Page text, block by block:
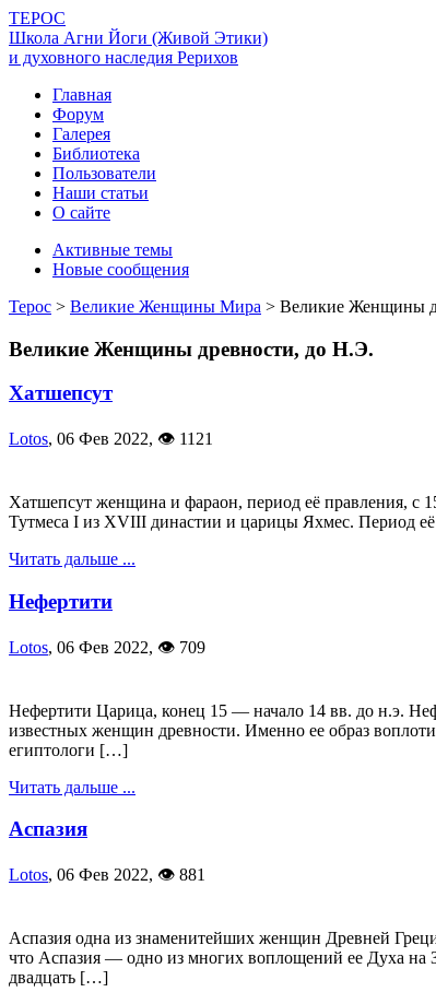
ТЕРОС
Школа Агни Йоги (Живой Этики)
и духовного наследия Рерихов
Главная
Форум
Галерея
Библиотека
Пользователи
Наши статьи
О сайте
Активные темы
Новые сообщения
Терос > Великие Женщины Мира > Великие Женщины
Великие Женщины древности, до Н.Э.
Хатшепсут
Lotos, 06 Фев 2022, 👁 1121
Хатшепсут женщина и фараон, период её правления, с
Тутмеса I из XVIII династии и царицы Яхмес. Период
Читать дальше ...
Нефертити
Lotos, 06 Фев 2022, 👁 709
Нефертити Царица, конец 15 — начало 14 вв. до н.э.
известных женщин древности. Именно ее образ
египтологи […]
Читать дальше ...
Аспазия
Lotos, 06 Фев 2022, 👁 881
Аспазия одна из знаменитейших женщин Древней
что Аспазия — одно из многих воплощений ее Духа на
двадцать […]